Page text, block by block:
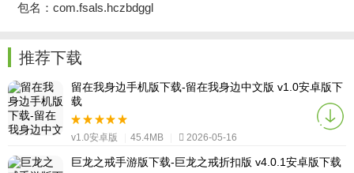
包名：com.fsals.hczbdggl
推荐下载
留在我身边手机版下载-留在我身边中文版 v1.0安卓版下
载
v1.0安卓版 45.4MB 2026-05-16
巨龙之戒手游版下载-巨龙之戒折扣版 v4.0.1安卓版下载